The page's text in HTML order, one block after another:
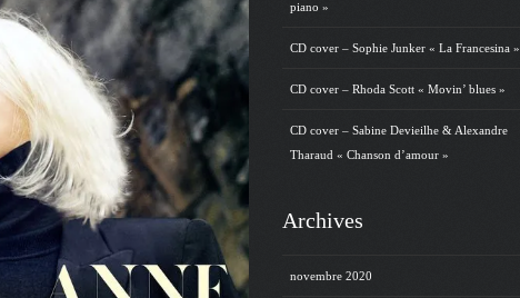
piano »
CD cover – Sophie Junker « La Francesina »
CD cover – Rhoda Scott « Movin’ blues »
CD cover – Sabine Devieilhe & Alexandre
Tharaud « Chanson d’amour »
Archives
novembre 2020